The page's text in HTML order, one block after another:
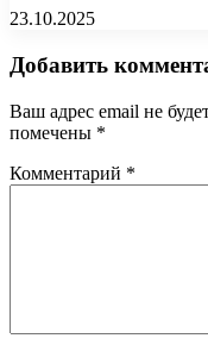
23.10.2025
Добавить
Ваш адрес email не
помечены *
Комментарий *